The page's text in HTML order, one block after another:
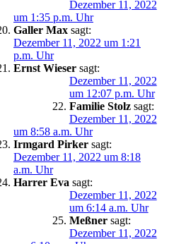
Dezember 11, 2022
um 1:35 p.m. Uhr
Galler Max sagt:
Dezember 11, 2022 um 1:21
p.m. Uhr
Ernst Wieser sagt:
Dezember 11, 2022
um 12:07 p.m. Uhr
Familie Stolz sagt:
Dezember 11, 2022
um 8:58 a.m. Uhr
Irmgard Pirker sagt:
Dezember 11, 2022 um 8:18
a.m. Uhr
Harrer Eva sagt:
Dezember 11, 2022
um 6:14 a.m. Uhr
Meßner sagt:
Dezember 11, 2022